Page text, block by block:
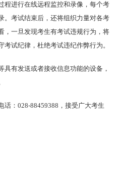
程进行在线远程监控和录像，每个考
。考试结束后，还将组织力量对各考
，一旦发现考生有考试违规行为，将
试纪律，杜绝考试违纪作弊行为。
有发送或者接收信息功能的设备，
话：028-88459388，接受广大考生